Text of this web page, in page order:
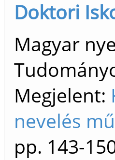
Doktori
Magyar
Megjelent:
nevelés
pp. 143-